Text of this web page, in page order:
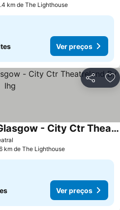
km de The Lighthouse
Ver preços
Partilhar
Holiday Inn Express Glasgow - City Ctr Theatreland By Ihg
km de The Lighthouse
Ver preços